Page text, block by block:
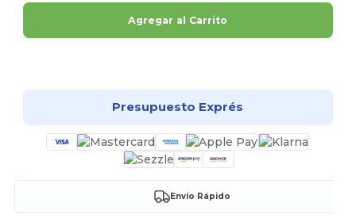
Agregar al Carrito
Presupuesto Exprés
Envío Rápido